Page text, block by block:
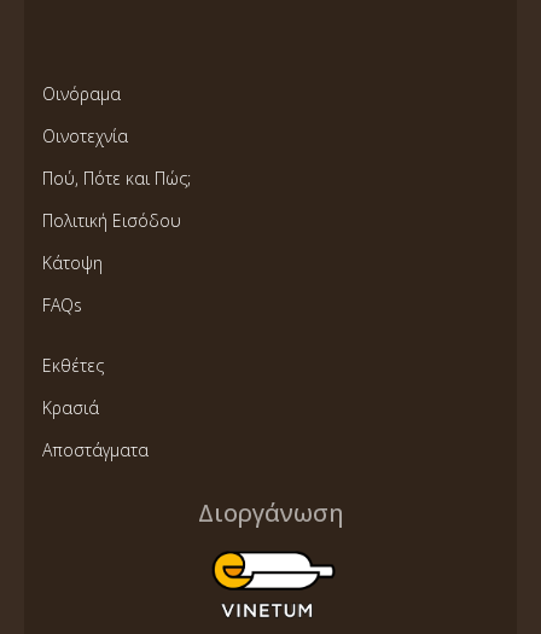
Οινόραμα
Οινοτεχνία
Πού, Πότε και Πώς;
Πολιτική Εισόδου
Κάτοψη
FAQs
Εκθέτες
Κρασιά
Αποστάγματα
Διοργάνωση